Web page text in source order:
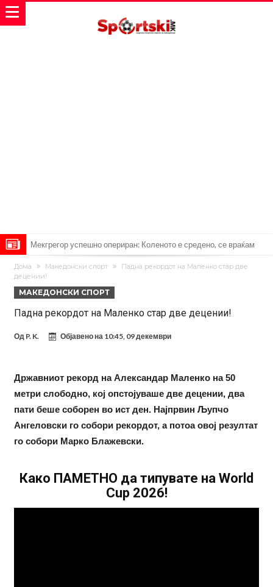
Мекгрегор успешно опериран: Коленото е средено, се враќам
посилен од кога било
Ханси Флик не жали долго за Араухо, туку брзо најде замена во
англиската Премиер лига
Играч на Барселона бесен го напушти тренингот по
18 месеци затвор
Ова никогаш не му се случило на Новак: Синер и Алкараз се
повлекуваат, а Зверев веднаш се „распадна“
Реал Мадрид донесе одлука: Eндрик заминува во Премиер
лигата!
(ФОТО) Тажна вест од Аргентина: Голема загуба во семејството
Дома Македонски спорт
Падна рекордот на Маленко стар две
децении!
МАКЕДОНСКИ СПОРТ
Падна рекордот на Маленко стар две децении!
Од P. K. Објавено на 10:45, 09 декември
Државниот рекорд на Александар Маленко на 50
метри слободно, кој опстојуваше две децении, два
пати беше соборен во ист ден. Најпрвин Љупчо
Ангеловски го собори рекордот, а потоа овој резултат
го собори Марко Блажевски.
Како ПАМЕТНО да типувате на World
Cup 2026!